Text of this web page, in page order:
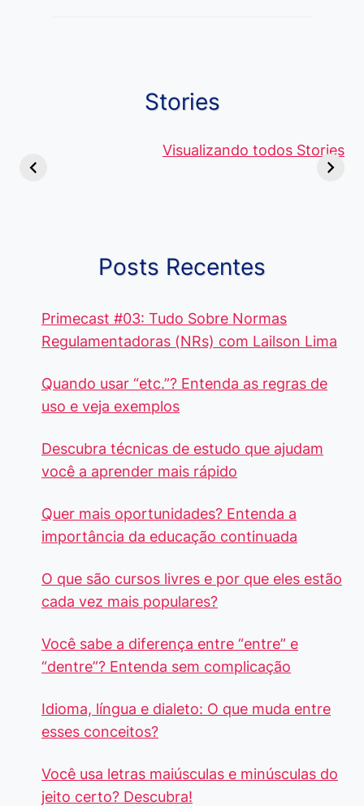
Stories
Visualizando todos Stories
Diferença e
de 5 Centavos
Curso de
Pacote
Posts Recentes
Primecast #03: Tudo Sobre Normas
Regulamentadoras (NRs) com Lailson Lima
Quando usar “etc.”? Entenda as regras de
uso e veja exemplos
Descubra técnicas de estudo que ajudam
você a aprender mais rápido
Quer mais oportunidades? Entenda a
importância da educação continuada
O que são cursos livres e por que eles estão
cada vez mais populares?
Você sabe a diferença entre “entre” e
“dentre”? Entenda sem complicação
Idioma, língua e dialeto: O que muda entre
esses conceitos?
Você usa letras maiúsculas e minúsculas do
jeito certo? Descubra!